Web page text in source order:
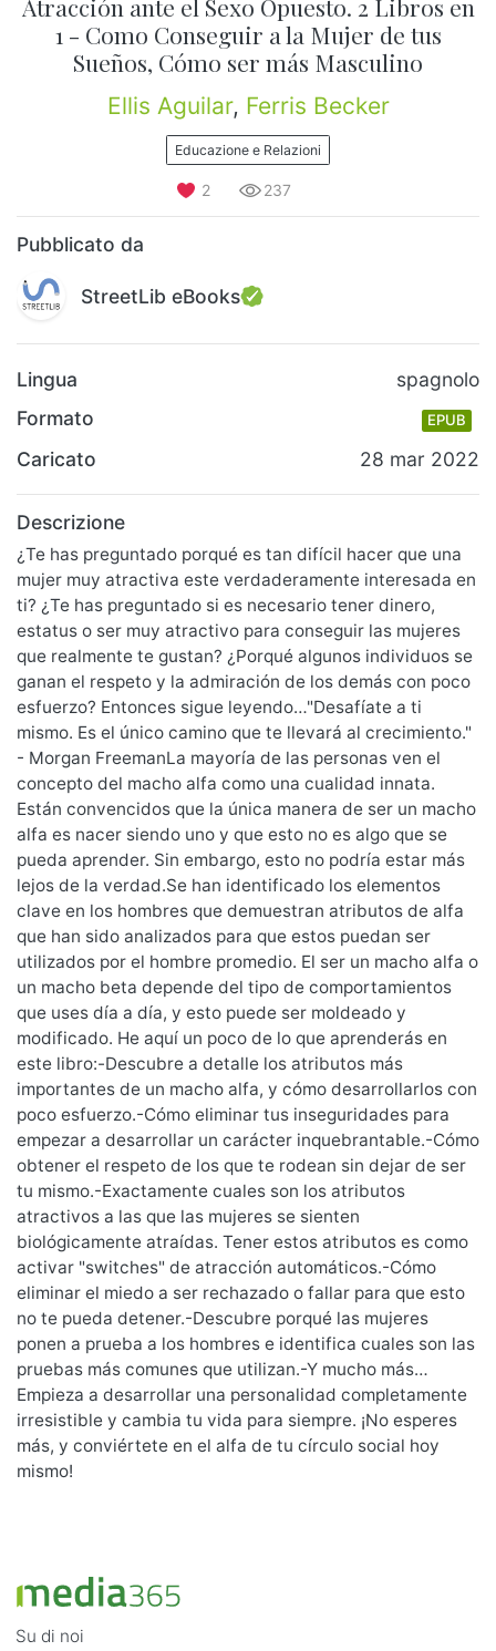
Atracción ante el Sexo Opuesto. 2 Libros en
1 - Como Conseguir a la Mujer de tus
Sueños, Cómo ser más Masculino
Ellis Aguilar, Ferris Becker
Educazione e Relazioni
2 237
Pubblicato da
StreetLib eBooks
Lingua
spagnolo
Formato
EPUB
Caricato 28 mar 2022
Descrizione
¿Te has preguntado porqué es tan difícil hacer que una
mujer muy atractiva este verdaderamente interesada en
ti? ¿Te has preguntado si es necesario tener dinero,
estatus o ser muy atractivo para conseguir las mujeres
que realmente te gustan? ¿Porqué algunos individuos se
ganan el respeto y la admiración de los demás con poco
esfuerzo? Entonces sigue leyendo…"Desafíate a ti
mismo. Es el único camino que te llevará al crecimiento."
- Morgan FreemanLa mayoría de las personas ven el
concepto del macho alfa como una cualidad innata.
Están convencidos que la única manera de ser un macho
alfa es nacer siendo uno y que esto no es algo que se
pueda aprender. Sin embargo, esto no podría estar más
lejos de la verdad.Se han identificado los elementos
clave en los hombres que demuestran atributos de alfa
que han sido analizados para que estos puedan ser
utilizados por el hombre promedio. El ser un macho alfa o
un macho beta depende del tipo de comportamientos
que uses día a día, y esto puede ser moldeado y
modificado. He aquí un poco de lo que aprenderás en
este libro:-Descubre a detalle los atributos más
importantes de un macho alfa, y cómo desarrollarlos con
poco esfuerzo.-Cómo eliminar tus inseguridades para
empezar a desarrollar un carácter inquebrantable.-Cómo
obtener el respeto de los que te rodean sin dejar de ser
tu mismo.-Exactamente cuales son los atributos
atractivos a las que las mujeres se sienten
biológicamente atraídas. Tener estos atributos es como
activar "switches" de atracción automáticos.-Cómo
eliminar el miedo a ser rechazado o fallar para que esto
no te pueda detener.-Descubre porqué las mujeres
ponen a prueba a los hombres e identifica cuales son las
pruebas más comunes que utilizan.-Y mucho más…
Empieza a desarrollar una personalidad completamente
irresistible y cambia tu vida para siempre. ¡No esperes
más, y conviértete en el alfa de tu círculo social hoy
mismo!
Su di noi